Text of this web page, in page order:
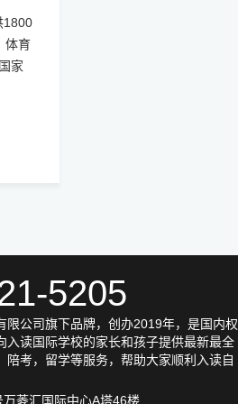
1800
体育
家
5205
公司旗下品牌，创办2019年，是国内权
读国际学校的家长和孩子提供最新最全
考，留学等服务，帮助大家顺利入读自
菱汇国际中心A塔46楼